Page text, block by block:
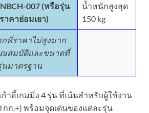
007 (หรือรุ่น
าคาย่อมเยา)
น้ำหนักสูงสุด
150 kg
กที่ราคาไม่สูงมาก
สมบัติและขนาดที่
มาตรฐาน
าอี้เกมมิ่ง 4 รุ่น ที่เน้นสำหรับผู้ใช้งาน
ก.+) พร้อมจุดเด่นของแต่ละรุ่น